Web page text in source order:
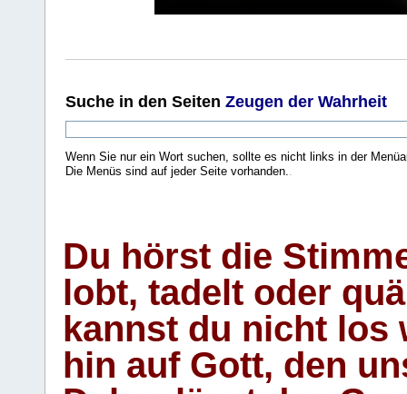
Suche in den Seiten Zeugen der Wahrheit
Wenn Sie nur ein Wort suchen, sollte es nicht links in der
Die Menüs sind auf jeder Seite vorhanden.
Du hörst die
lobt, tadelt oder
kannst du nicht los
hin auf Gott, den